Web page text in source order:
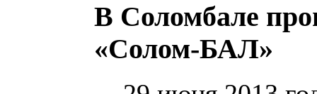
В Соломбале
«Солом-БАЛ»